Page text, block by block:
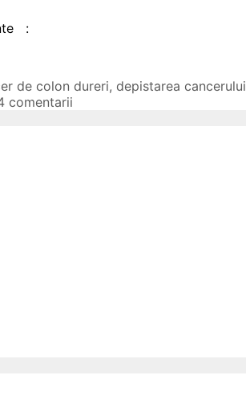
:
de colon dureri, depistarea cancerului
comentarii